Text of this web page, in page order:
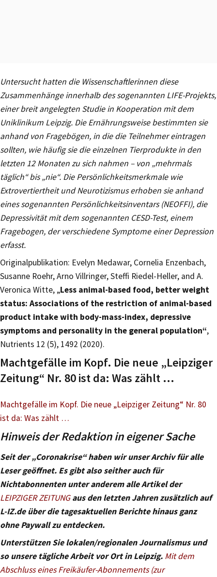
Untersucht hatten die Wissenschaftlerinnen diese
Zusammenhänge innerhalb des sogenannten LIFE-Projekts,
einer breit angelegten Studie in Kooperation mit dem
Uniklinikum Leipzig. Die Ernährungsweise bestimmten sie
anhand von Fragebögen, in die die Teilnehmer eintragen
sollten, wie häufig sie die einzelnen Tierprodukte in den
letzten 12 Monaten zu sich nahmen – von „mehrmals
täglich“ bis „nie“. Die Persönlichkeitsmerkmale wie
Extrovertiertheit und Neurotizismus erhoben sie anhand
eines sogenannten Persönlichkeitsinventars (NEOFFI), die
Depressivität mit dem sogenannten CESD-Test, einem
Fragebogen, der verschiedene Symptome einer Depression
erfasst.
Originalpublikation: Evelyn Medawar, Cornelia Enzenbach,
Susanne Roehr, Arno Villringer, Steffi Riedel-Heller, and A.
Veronica Witte, „Less animal-based food, better weight
status: Associations of the restriction of animal-based
product intake with body-mass-index, depressive
symptoms and personality in the general population“,
Nutrients 12 (5), 1492 (2020).
Machtgefälle im Kopf. Die neue „Leipziger
Zeitung“ Nr. 80 ist da: Was zählt …
Machtgefälle im Kopf. Die neue „Leipziger Zeitung“ Nr. 80
ist da: Was zählt …
Hinweis der Redaktion in eigener Sache
Seit der „Coronakrise“ haben wir unser Archiv für alle
Leser geöffnet. Es gibt also seither auch für
Nichtabonnenten unter anderem alle Artikel der
LEIPZIGER ZEITUNGaus den letzten Jahren zusätzlich auf
L-IZ.de über die tagesaktuellen Berichte hinaus ganz
ohne Paywall zu entdecken.
Unterstützen Sie lokalen/regionalen Journalismus und
so unsere tägliche Arbeit vor Ort in Leipzig. Mit dem
Abschluss eines Freikäufer-Abonnements (zur